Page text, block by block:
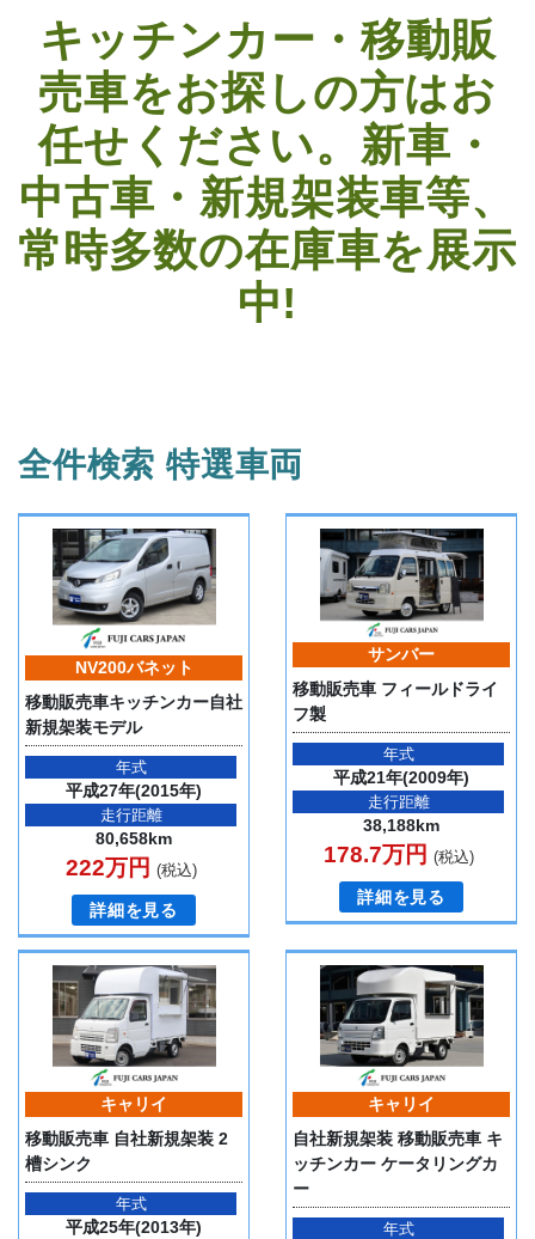
キッチンカー・移動販
売車をお探しの方はお
任せください。 新車・
中古車・新規架装車等、
常時多数の在庫車を展示
中!
全件検索 特選車両
NV200バネット
移動販売車キッチンカー自社
新規架装モデル
年式
平成27年(2015年)
走行距離
80,658km
222万円 (税込)
詳細を見る
サンバー
移動販売車 フィールドライ
フ製
年式
平成21年(2009年)
走行距離
38,188km
178.7万円 (税込)
詳細を見る
キャリイ
移動販売車 自社新規架装 2
槽シンク
年式
平成25年(2013年)
キャリイ
自社新規架装 移動販売車 キ
ッチンカー ケータリングカ
ー
年式